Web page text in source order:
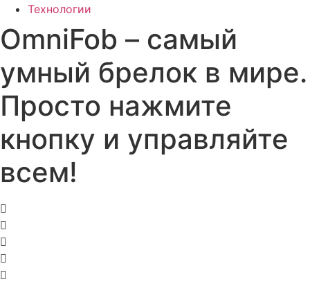
Технологии
OmniFob – самый
умный брелок в мире.
Просто нажмите
кнопку и управляйте
всем!